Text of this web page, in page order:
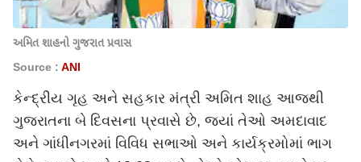
અમિત શાહનો ગુજરાત પ્રવાસ
Source : ANI
કેન્દ્રીય ગૃહ અને સહકાર મંત્રી અમિત શાહ આજથી
ગુજરાતના બે દિવસના પ્રવાસે છે, જ્યાં તેઓ અમદાવાદ
અને ગાંધીનગરમાં વિવિધ સભાઓ અને કાર્યક્રમોમાં ભાગ